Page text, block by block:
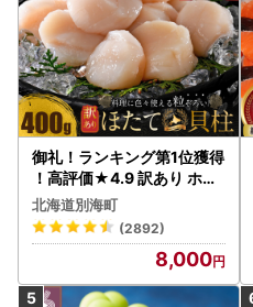
御礼！ランキング第1位獲得
！高評価★4.9 訳あり ホタ
テ 400g（ほたて 帆立 貝柱
冷凍 ）
北海道別海町
(2892)
8,000